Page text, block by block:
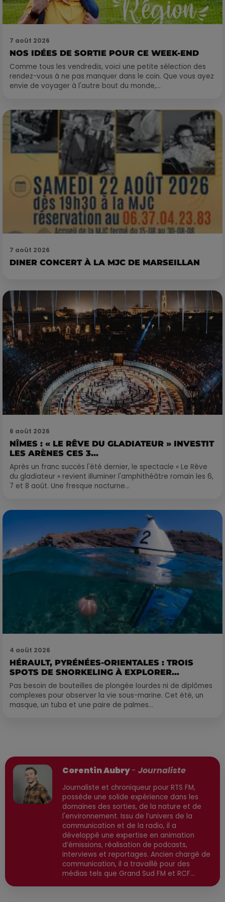
7 août 2026
NOS IDÉES DE SORTIE POUR CE WEEK-END
Comme tous les vendredis, voici une petite sélection des
rendez-vous à ne pas manquer dans le coin. Que vous ayez
envie de voyager à l'autre bout du monde,...
7 août 2026
DINER CONCERT À LA MJC DE MARSEILLAN
6 août 2026
NÎMES : « LE RÊVE DU GLADIATEUR » INVESTIT
LES ARÈNES CES 3...
Après un franc succès l'été dernier, le spectacle « Le Rêve
du gladiateur » revient illuminer l'amphithéâtre romain les 6,
7 et 8 août. Une fresque nocturne...
4 août 2026
HÉRAULT, PYRÉNÉES-ORIENTALES : TROIS
SPOTS DE SNORKELING À EXPLORER...
Pas besoin de bouteilles de plongée lourdes ni de diplômes
complexes pour observer la vie sous-marine. Cet été, un
masque, un tuba et une paire de palmes...
Corentin Aubry- Journaliste
Journaliste et chroniqueur pour RTS FM,
possède une solide expérience dans les
domaines des sorties, de la nature et de
l'environnement. Issu de l’univers de la
communication et de la radio, il a
développé une expertise en animation
d’émissions, réalisation de podcasts,
interviews et reportages. Ancien chargé de
communication, il a travaillé pour des
médias tels que Grand Sud FM et RCF